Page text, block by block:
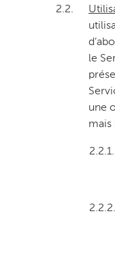
2.2.
le
une
mais
2.2.1.
2.2.2.